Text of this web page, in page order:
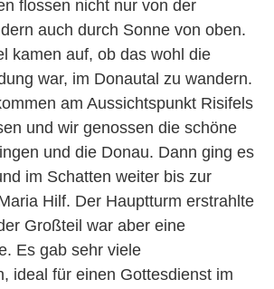
flossen nicht nur von der
auch durch Sonne von oben.
kamen auf, ob das wohl die
war, im Donautal zu wandern.
am Aussichtspunkt Risifels
und wir genossen die schöne
und die Donau. Dann ging es
im Schatten weiter bis zur
Hilf. Der Hauptturm erstrahlte
Großteil war aber eine
Es gab sehr viele
ideal für einen Gottesdienst im